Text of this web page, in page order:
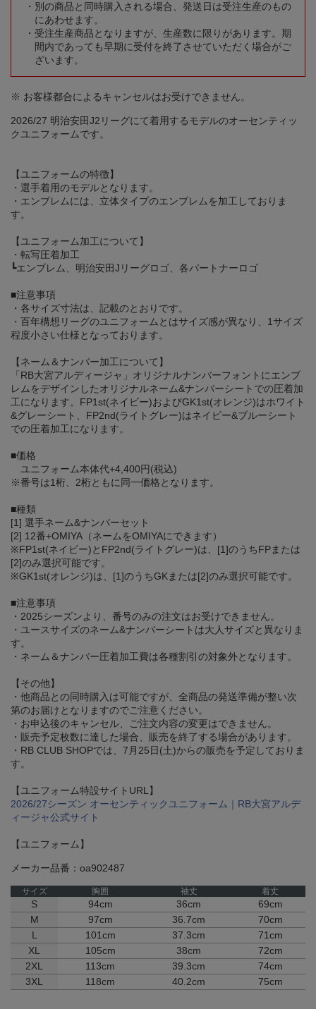
別の商品と同時購入される場合、発送日は受注生産のもの
にあわせます。
受注生産商品となりますが、生産数に限りがあります。期
間内であっても早期に受付を終了させていただく場合がご
ざいます。
※ お客様都合によるキャンセルはお受けできません。
2026/27 明治安田J2リーグにて着用するモデルのオーセンティッ
クユニフォームです。
【ユニフォームの特徴】
・選手着用のモデルとなります。
・エンブレムには、立体タイプのエンブレムを加工しておりま
す。
【ユニフォーム加工について】
・転写圧着加工
┗エンブレム、明治安田Jリーグロゴ、各パートナーロゴ
■注意事項
・各サイズ寸法は、記載のとおりです。
・百年構想リーグのユニフォームとはサイズ感が異なり、1サイズ
程度小さい仕様となっております。
【ネーム＆ナンバー加工について】
「RB大宮アルディージャ」オリジナルナンバーフォントにエンブ
レムをデザインしたオリジナルネーム&ナンバーシートでの圧着加
工になります。FP1st(ネイビー)およびGK1st(オレンジ)はホワイト
&グレーシート、FP2nd(ライトグレー)はネイビー&ブルーシート
での圧着加工になります。
■価格
ユニフォーム本体代+4,400円(税込)
※番号は1桁、2桁ともに同一価格となります。
■種類
[1] 選手ネーム&ナンバーセット
[2] 12番+OMIYA（ネームをOMIYAにできます）
※FP1st(ネイビー)とFP2nd(ライトグレー)は、[1]のうちFPまたは
[2]のみ選択可能です。
※GK1st(オレンジ)は、[1]のうちGKまたは[2]のみ選択可能です。
■注意事項
・2025シーズンより、番号のみの注文はお受けできません。
・ユースサイズのネーム&ナンバーシートは大人サイズと異なりま
す。
・ネーム＆ナンバー圧着加工費は各種割引の対象外となります。
【その他】
・他商品との同時購入は可能ですが、全商品の発送準備が整い次
第のお届けとなりますのでご注意ください。
・お申込後のキャンセル、ご注文内容の変更はできません。
・販売予定枚数に達した場合、販売を終了する場合があります。
・RB CLUB SHOPでは、7月25日(土)からの販売を予定しておりま
す。
【ユニフォーム特設サイトURL】
2026/27シーズン オーセンティックユニフォーム｜RB大宮アルデ
ィージャ公式サイト
【ユニフォーム】
メーカー品番：oa902487
サイズ 胸囲 袖丈 着丈
S 94cm 36cm
69cm
M
97cm 36.7cm
70cm
L
101cm 37.3cm
71cm
XL
105cm 38cm
72cm
2XL
113cm 39.3cm
74cm
3XL
118cm 40.2cm 75cm